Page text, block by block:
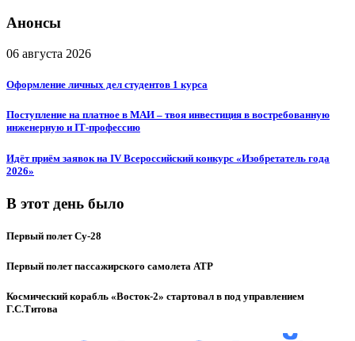
Анонсы
06 августа 2026
Оформление личных дел студентов 1 курса
Поступление на платное в МАИ – твоя инвестиция в востребованную
инженерную и IT‑профессию
Идёт приём заявок на IV Всероссийский конкурс «Изобретатель года
2026»
В этот день было
Первый полет Су-28
Первый полет пассажирского самолета ATP
Космический корабль «Восток-2» стартовал в под управлением
Г.С.Титова